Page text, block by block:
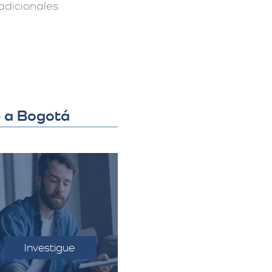
a Bogotá
Investigue
Conocer las
regulaciones
del país de
destino para evitar